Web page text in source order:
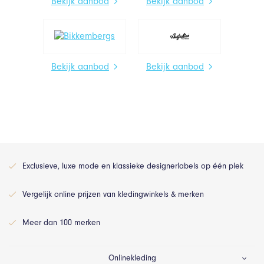
Bekijk aanbod Bekijk aanbod
Exclusieve, luxe mode en klassieke designerlabels op één plek
Vergelijk online prijzen van kledingwinkels & merken
Meer dan 100 merken
Onlinekleding